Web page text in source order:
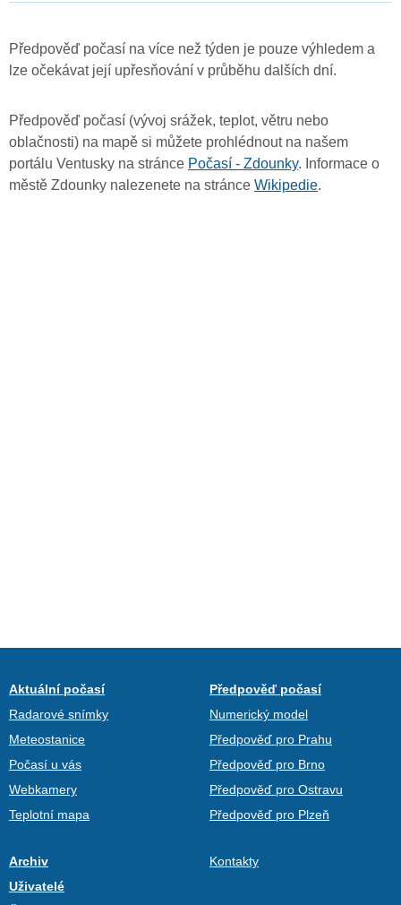
Předpověď počasí na více než týden je pouze výhledem a
lze očekávat její upřesňování v průběhu dalších dní.
Předpověď počasí (vývoj srážek, teplot, větru nebo
oblačnosti) na mapě si můžete prohlédnout na našem
portálu Ventusky na stránce Počasí - Zdounky. Informace o
městě Zdounky nalezenete na stránce Wikipedie.
Aktuální počasí
Radarové snímky
Meteostanice
Počasí u vás
Webkamery
Teplotní mapa
Předpověď počasí
Numerický model
Předpověď pro Prahu
Předpověď pro Brno
Předpověď pro Ostravu
Předpověď pro Plzeň
Archiv
Uživatelé
Kontakty